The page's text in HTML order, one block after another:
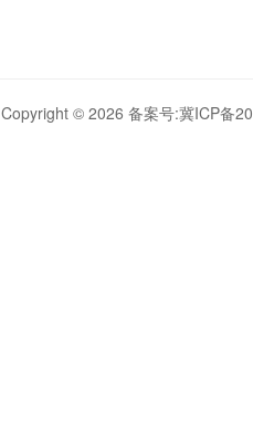
Copyright © 2026 备案号:冀ICP备